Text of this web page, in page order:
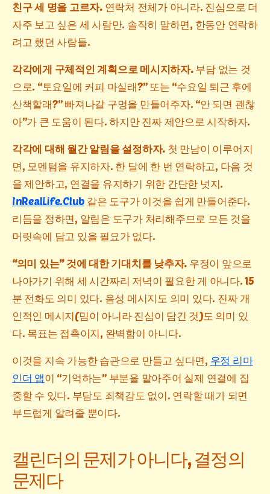
친구 세 명을 고르자.연락처 전체가 아니라. 진심으로 더
자주 보고 싶은 세 사람만. 솔직히 말하면, 한동안 연락하
려고 했던 사람들.
각각에게 구체적인 계획으로 메시지하자.부담 없는 것
으로. “토요일에 커피 마실래?” 또는 “수요일 퇴근 후에
산책할래?” 빠져나갈 구멍을 만들어주자. “안 되면 괜찮
아”가 큰 도움이 된다. 하지만 진짜 제안으로 시작하자.
각각에 대해 월간 알림을 설정하자. 첫 만남이 이루어지
면, 모멘텀을 유지하자. 한 달에 한 번 연락하고, 다음 것
을 제안하고, 연결을 유지하기 위한 간단한 넛지.
InRealLife.Club 같은 도구가 이것을 쉽게 만들어준다.
리듬을 정하면, 알림은 도구가 처리해주므로 모든 것을
머릿속에 담고 있을 필요가 없다.
“의미 있는” 것에 대한 기대치를 낮추자. 우정이 앞으로
나아가기 위해 세 시간짜리 저녁이 필요한 게 아니다. 15
분 전화도 의미 있다. 음성 메시지도 의미 있다. 진짜 개
인적인 메시지(밈이 아니라 진심이 담긴 것)도 의미 있
다. 목표는 접촉이지, 완벽함이 아니다.
이것을 지속 가능한 습관으로 만들고 싶다면, 우정 리마
인더 앱이 “기억하는” 부분을 맡아주어 실제 연결에 집
중할 수 있다. 부담도 죄책감도 없이. 연락할 때가 되면
부드럽게 알려줄 뿐이다.
캘린더의 문제가 아니다, 결정의
문제다